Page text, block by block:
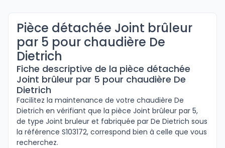
Pièce détachée Joint brûleur
par 5 pour chaudière De
Dietrich
Fiche descriptive de la pièce détachée
Joint brûleur par 5 pour chaudière De
Dietrich
Facilitez la maintenance de votre chaudière De
Dietrich en vérifiant que la pièce Joint brûleur par 5,
de type Joint bruleur et fabriquée par De Dietrich sous
la référence S103172, correspond bien à celle que vous
recherchez.